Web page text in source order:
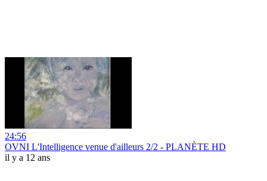
24:56
OVNI L'Intelligence venue d'ailleurs 2/2 - PLANÈTE HD
il y a 12 ans